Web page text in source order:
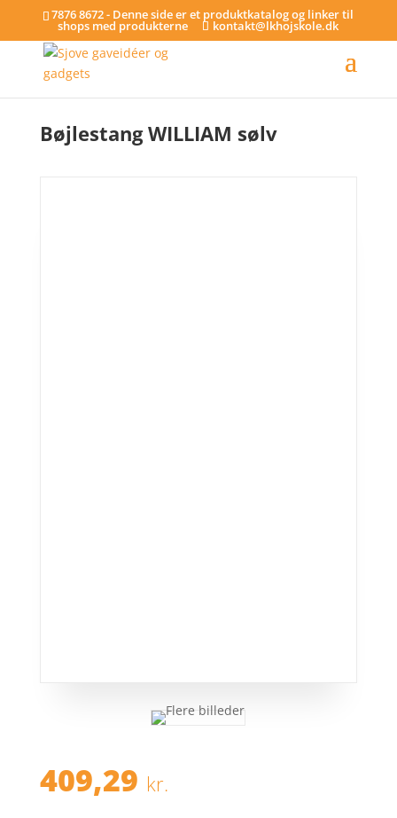
7876 8672 - Denne side er et produktkatalog og linker til
shops med produkterne kontakt@lkhojskole.dk
Bøjlestang WILLIAM sølv
409,29 kr.